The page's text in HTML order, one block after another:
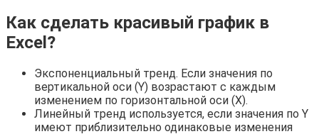
Как сделать красивый график в
Excel?
Экспоненциальный тренд. Если значения по
вертикальной оси (Y) возрастают с каждым
изменением по горизонтальной оси (X).
Линейный тренд используется, если значения по Y
имеют приблизительно одинаковые изменения